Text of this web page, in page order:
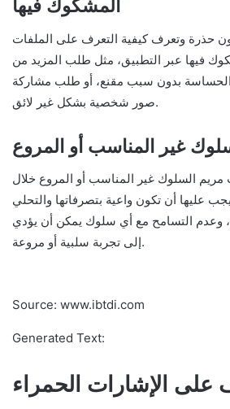
المشكوك فيها
حذرة وتعرف كيفية التعرف على الملفات
فيها عبر التطبيق، مثل طلب المزيد من
بدون سبب مقنع، أو طلب مشاركة
صور شخصية بشكل غير لائق.
غير المناسب أو المروع
السلوك غير المناسب أو المروع خلال
عليها أن تكون واعية بتصرفاتها والتحلي
وعدم التسامح مع أي سلوك يمكن أن يؤدي
إلى تجربة سلبية أو مروعة.
Source: www.ibtdi.com
Generated Text:
على الإشارات الحمراء